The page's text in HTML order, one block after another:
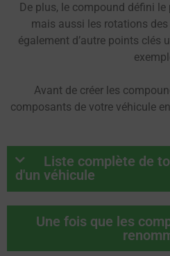
De plus, le compound défini le
mais aussi les rotations
également d’autre points clés
Avant de créer les
composants de votre véhicule
Liste complète de
d'un véhicule
Une fois que les